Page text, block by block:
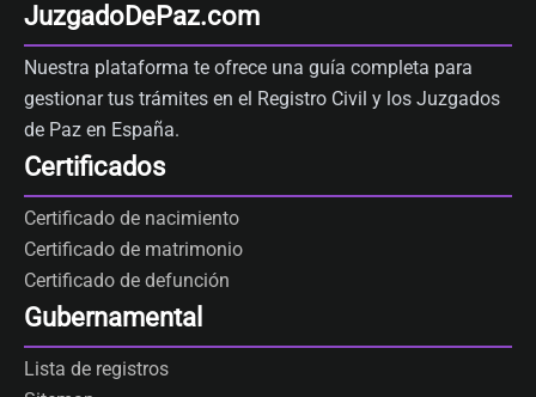
JuzgadoDePaz.com
Nuestra plataforma te ofrece una guía completa para
gestionar tus trámites en el Registro Civil y los Juzgados
de Paz en España.
Certificados
Certificado de nacimiento
Certificado de matrimonio
Certificado de defunción
Gubernamental
Lista de registros